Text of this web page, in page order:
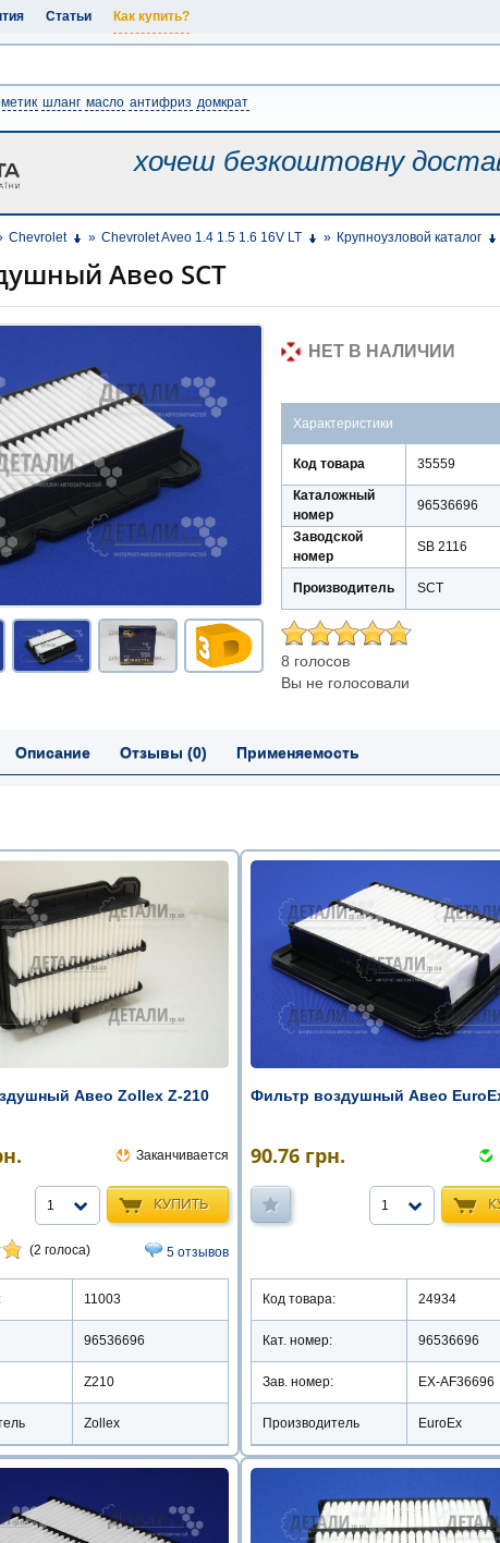
Статьи Как купить?
шланг масло антифриз домкрат
хочеш безкоштовну
Chevrolet » Chevrolet Aveo 1.4 1.5 1.6 16V LT » Крупноузловой каталог
Авео SCT
НЕТ В НАЛИЧИИ
Характеристики
Код товара 35559
Каталожный
номер
96536696
Заводской
номер
SB 2116
Производитель SCT
8 голосов
Вы не голосовали
Описание Отзывы (0) Применяемость
Авео Zollex Z-210
Заканчивается
КУПИТЬ
1
(2 голоса) 5 отзывов
11003
96536696
Z210
Zollex
Фильтр воздушный Авео
90.76 грн.
1
Код товара: 24934
Кат. номер: 96536696
Зав. номер: EX-AF36696
Производитель EuroEx